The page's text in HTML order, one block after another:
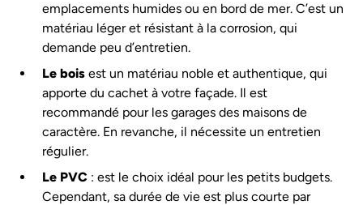
emplacements humides ou en bord de mer. C’est un
matériau léger et résistant à la corrosion, qui
demande peu d’entretien.
Le boisest un matériau noble et authentique, qui
apporte du cachet à votre façade. Il est
recommandé pour les garages des maisons de
caractère. En revanche, il nécessite un entretien
régulier.
Le PVC : est le choix idéal pour les petits budgets.
Cependant, sa durée de vie est plus courte par